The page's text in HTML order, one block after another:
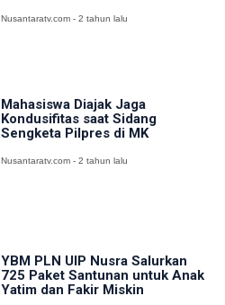
Nusantaratv.com - 2 tahun lalu
Mahasiswa Diajak Jaga
Kondusifitas saat Sidang
Sengketa Pilpres di MK
Nusantaratv.com - 2 tahun lalu
YBM PLN UIP Nusra Salurkan
725 Paket Santunan untuk Anak
Yatim dan Fakir Miskin